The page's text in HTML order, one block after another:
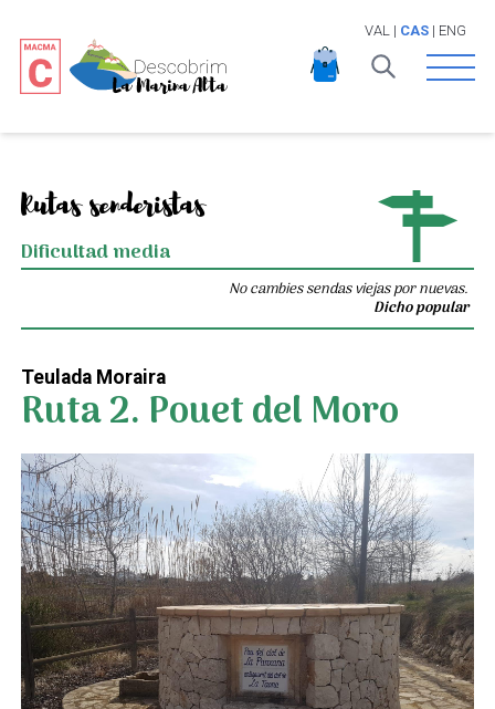
VAL | CAS| ENG
Open
Rutas senderistas
Dificultad media
No cambies sendas viejas por nuevas.
Dicho popular
Teulada Moraira
Ruta 2. Pouet del Moro